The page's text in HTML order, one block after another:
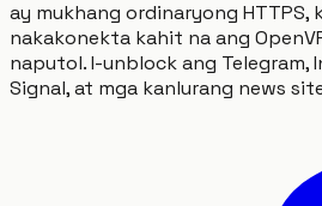
ay mukhang ordinaryong
nakakonekta kahit na ang
naputol. I-unblock ang Telegram,
Signal, at mga kanlurang news